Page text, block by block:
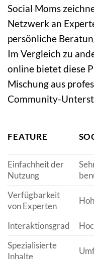
Social Moms
Netzwerk an
persönliche
Im Vergleich zu
online bietet diese
Mischung aus
Community-
FEATURE
Einfachheit der
Nutzung
Verfügbarkeit
von Experten
Interaktionsgrad
Spezialisierte
Inhalte